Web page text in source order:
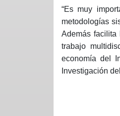
“Es muy
metodologías
Además facilita
trabajo
economía del
Investigación